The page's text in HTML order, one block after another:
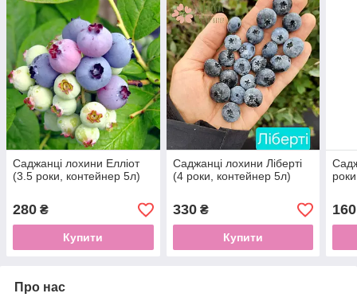
Саджанці лохини Елліот
(3.5 роки, контейнер 5л)
280 ₴
Купити
Саджанці лохини Ліберті
(4 роки, контейнер 5л)
330₴
Купити
160
Про нас